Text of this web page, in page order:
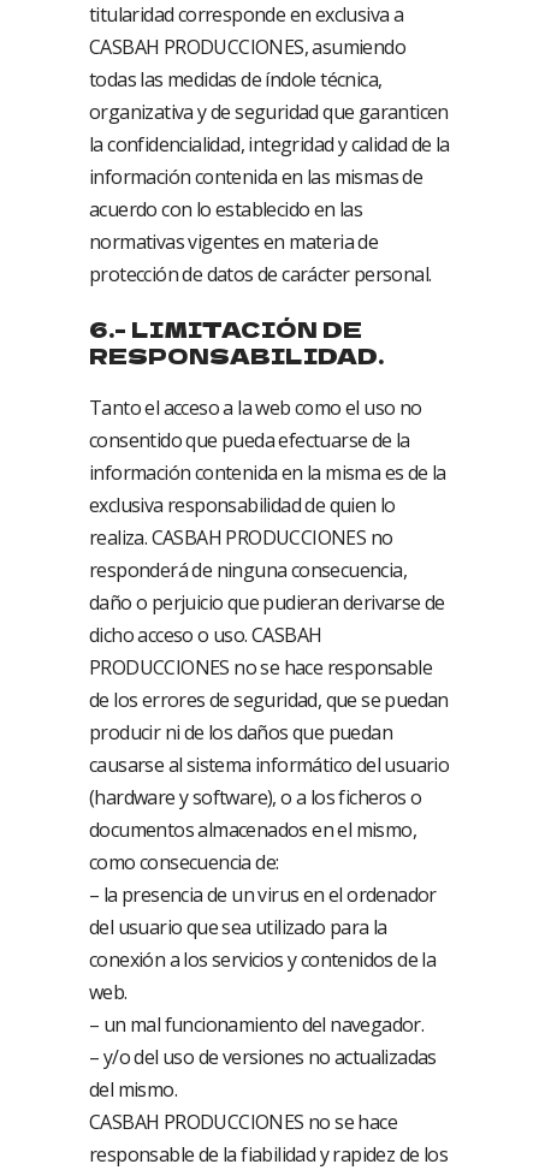
titularidad corresponde en exclusiva a
CASBAH PRODUCCIONES, asumiendo
todas las medidas de índole técnica,
organizativa y de seguridad que garanticen
la confidencialidad, integridad y calidad de la
información contenida en las mismas de
acuerdo con lo establecido en las
normativas vigentes en materia de
protección de datos de carácter personal.
6.- LIMITACIÓN DE
RESPONSABILIDAD.
Tanto el acceso a la web como el uso no
consentido que pueda efectuarse de la
información contenida en la misma es de la
exclusiva responsabilidad de quien lo
realiza. CASBAH PRODUCCIONES no
responderá de ninguna consecuencia,
daño o perjuicio que pudieran derivarse de
dicho acceso o uso. CASBAH
PRODUCCIONES no se hace responsable
de los errores de seguridad, que se puedan
producir ni de los daños que puedan
causarse al sistema informático del usuario
(hardware y software), o a los ficheros o
documentos almacenados en el mismo,
como consecuencia de:
– la presencia de un virus en el ordenador
del usuario que sea utilizado para la
conexión a los servicios y contenidos de la
web.
– un mal funcionamiento del navegador.
– y/o del uso de versiones no actualizadas
del mismo.
CASBAH PRODUCCIONES no se hace
responsable de la fiabilidad y rapidez de los